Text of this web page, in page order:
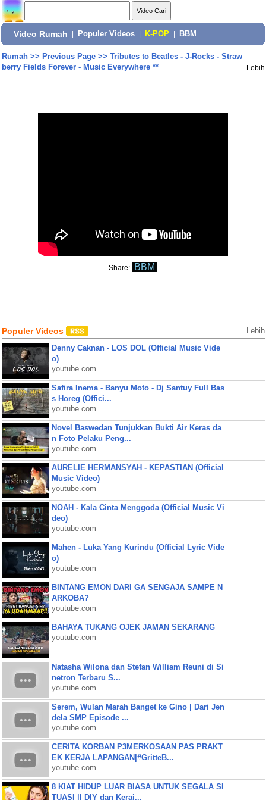
Video Rumah Populer Videos K-POP BBM
Rumah>> Previous Page>> Tributes to Beatles - J-Rocks - Straw
berry Fields Forever - Music Everywhere **
Lebih
Share: BBM
Populer Videos Lebih
Denny Caknan - LOS DOL (Official Music Vide
o)
youtube.com
Safira Inema - Banyu Moto - Dj Santuy Full Bas
s Horeg (Offici...
youtube.com
Novel Baswedan Tunjukkan Bukti Air Keras da
n Foto Pelaku Peng...
youtube.com
AURELIE HERMANSYAH - KEPASTIAN (Official
Music Video)
youtube.com
NOAH - Kala Cinta Menggoda (Official Music Vi
deo)
youtube.com
Mahen - Luka Yang Kurindu (Official Lyric Vide
o)
youtube.com
BINTANG EMON DARI GA SENGAJA SAMPE N
ARKOBA?
youtube.com
BAHAYA TUKANG OJEK JAMAN SEKARANG
youtube.com
Natasha Wilona dan Stefan William Reuni di Si
netron Terbaru S...
youtube.com
Serem, Wulan Marah Banget ke Gino | Dari Jen
dela SMP Episode ...
youtube.com
CERITA KORBAN P3MERKOSAAN PAS PRAKT
EK KERJA LAPANGAN|#GritteB...
youtube.com
8 KIAT HIDUP LUAR BIASA UNTUK SEGALA SI
TUASI || DIY dan Keraj...